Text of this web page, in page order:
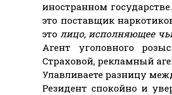
иностранном
это поставщик
это лицо, исполняющее
Агент уголовного
Страховой, рекламный
Улавливаете разницу
Резидент спокойно и